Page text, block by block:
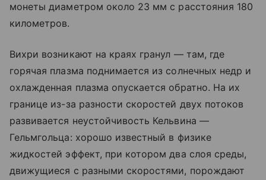
монеты диаметром около 23 мм с расстояния 180
километров.
Вихри возникают на краях гранул — там, где
горячая плазма поднимается из солнечных недр и
охлажденная плазма опускается обратно. На их
границе из-за разности скоростей двух потоков
развивается неустойчивость Кельвина —
Гельмгольца: хорошо известный в физике
жидкостей эффект, при котором два слоя среды,
движущиеся с разными скоростями, порождают